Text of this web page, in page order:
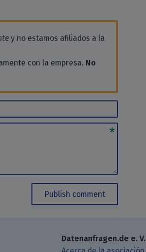
y no estamos afiliados a la
con la empresa. No
Publish comment
Datenanfragen.de e. V.